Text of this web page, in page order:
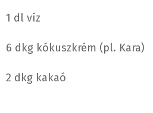
1 dl víz
6 dkg kókuszkrém (pl. Kara)
2 dkg kakaó